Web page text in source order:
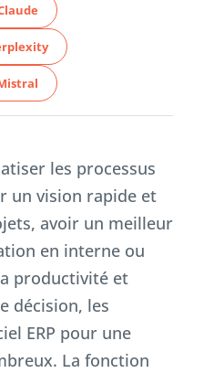
les processus
un vision rapide et
avoir un meilleur
en interne ou
productivité et
décision, les
ERP pour une
La fonction